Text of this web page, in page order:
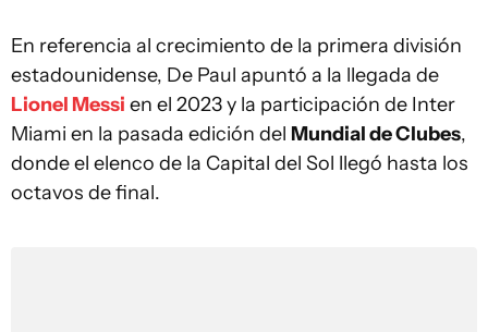
En referencia al crecimiento de la primera división
estadounidense, De Paul apuntó a la llegada de
Lionel Messi en el 2023 y la participación de Inter
Miami en la pasada edición del Mundial de Clubes,
donde el elenco de la Capital del Sol llegó hasta los
octavos de final.